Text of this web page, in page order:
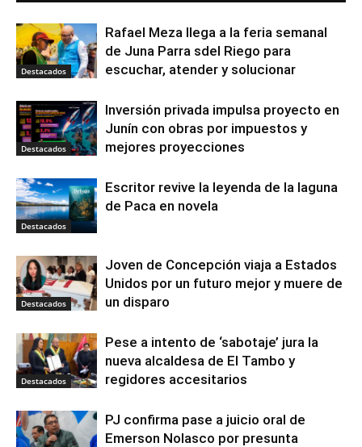
Destacados
Rafael Meza llega a la feria semanal
de Juna Parra sdel Riego para
escuchar, atender y solucionar
Destacados
Inversión privada impulsa proyecto en
Junín con obras por impuestos y
mejores proyecciones
Destacados
Escritor revive la leyenda de la laguna
de Paca en novela
Destacados
Joven de Concepción viaja a Estados
Unidos por un futuro mejor y muere de
un disparo
Destacados
Pese a intento de ‘sabotaje’ jura la
nueva alcaldesa de El Tambo y
regidores accesitarios
PJ confirma pase a juicio oral de
Emerson Nolasco por presunta